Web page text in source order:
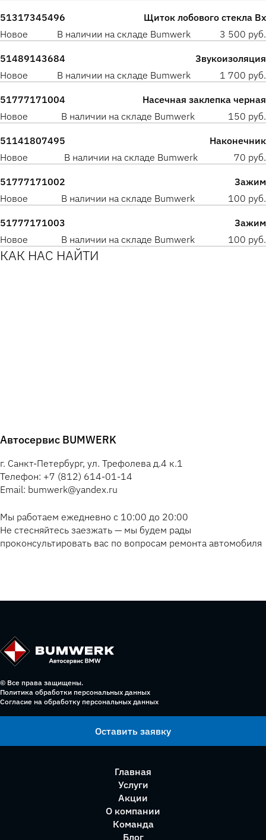
51317345496
Щиток лобового стекла Вх
Новое
В наличии на складе Bumwerk 3 500 руб.
51489143684
Звукоизоляция
Новое
В наличии на складе Bumwerk 1 700 руб.
51777171004
Насечная заклепка черная
Новое
В наличии на складе Bumwerk 150 руб.
51141807495
Наконечник
Новое
В наличии на складе Bumwerk 70 руб.
51777171002
Зажим
Новое
В наличии на складе Bumwerk 100 руб.
51777171003
Зажим
Новое
В наличии на складе Bumwerk 100 руб.
КАК НАС НАЙТИ
Автосервис BUMWERK
г. Санкт-Петербург, ул. Трефолева д.4 к.1
Телефон: +7 (812) 614-01-14
Email: bumwerk@yandex.ru
Мы работаем ежедневно с 10:00 до 20:00
Не стесняйтесь заезжать — мы будем рады
проконсультировать вас по вопросам ремонта автомобиля
© Все права защищены.
Политика обработки персональных данных
Согласие на обработку персональных данных
Оставить заявку
Главная
Услуги
Акции
О компании
Команда
Блог